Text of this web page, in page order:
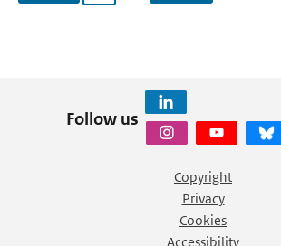
Follow us
Copyright
Privacy
Cookies
Accessibility